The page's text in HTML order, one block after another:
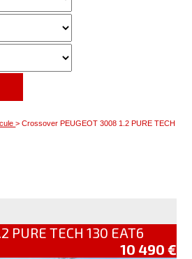
> Crossover PEUGEOT 3008 1.2 PURE TECH
PURE TECH 130 EAT6
10 490 €